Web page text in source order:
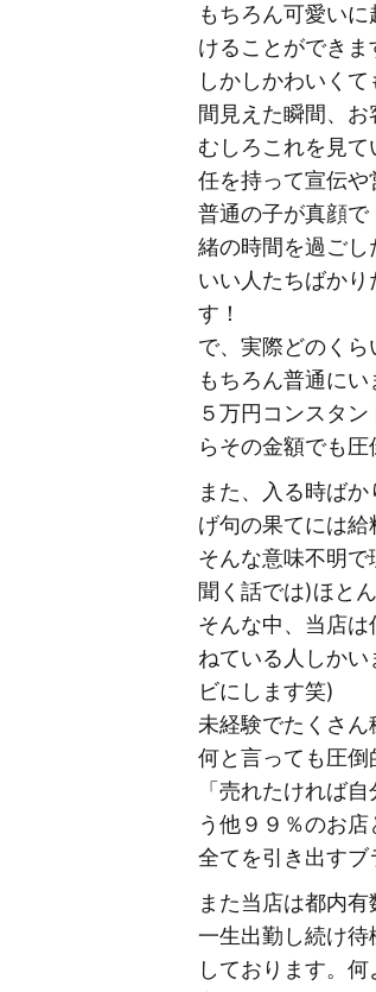
もちろん可愛い
けることができま
しかしかわいく
間見えた瞬間、お
むしろこれを見
任を持って宣伝や
普通の子が真顔
緒の時間を過ご
いい人たちばか
す！
で、実際どのく
もちろん普通に
５万円コンスタ
らその金額でも
また、入る時ば
げ句の果てには給
そんな意味不明
聞く話では)ほと
そんな中、当店
ねている人しか
ビにします笑)
未経験でたくさん
何と言っても圧倒
「売れたければ
う他９９％のお
全てを引き出すブ
また当店は都内
一生出勤し続け
しております。